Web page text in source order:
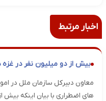
اخبار مرتبط
بیش از دو میلیون نفر در
معاون دبیرکل سازمان ملل در